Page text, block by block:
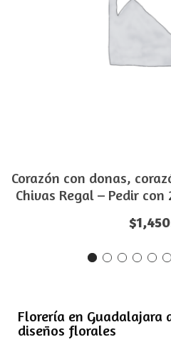
Corazón con donas,
Chivas Regal – Pedir
$
Florería en Guadalajara
diseños florales